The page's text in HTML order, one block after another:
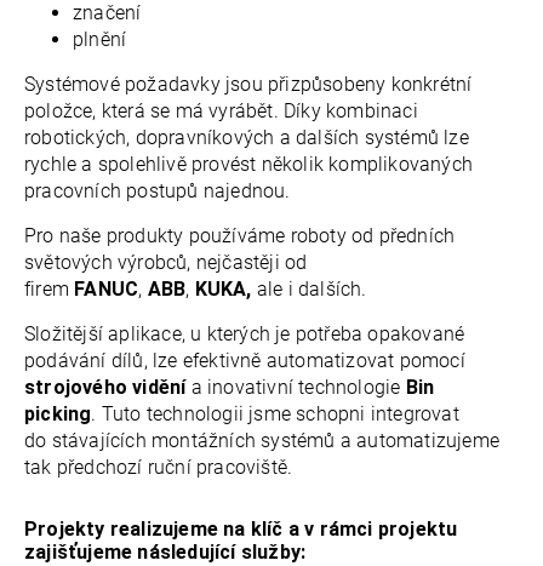
značení
plnění
Systémové požadavky jsou přizpůsobeny konkrétní
položce, která se má vyrábět. Díky kombinaci
robotických, dopravníkových a dalších systémů lze
rychle a spolehlivě provést několik komplikovaných
pracovních postupů najednou.
Pro naše produkty používáme roboty od předních
světových výrobců, nejčastěji od
firem FANUC, ABB, KUKA, ale i dalších.
Složitější aplikace, u kterých je potřeba opakované
podávání dílů, lze efektivně automatizovat pomocí
strojového viděnía inovativní technologie Bin
picking. Tuto technologii jsme schopni integrovat
do stávajících montážních systémů a automatizujeme
tak předchozí ruční pracoviště.
Projekty realizujeme na klíč a v rámci projektu
zajišťujeme následující služby: